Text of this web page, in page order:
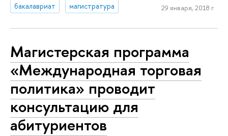
бакалавриат
магистратура 29 января, 2018 г.
Магистерская программа
«Международная торговая
политика» проводит
консультацию для
абитуриентов